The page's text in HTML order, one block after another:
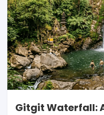
Gitgit Waterfall: